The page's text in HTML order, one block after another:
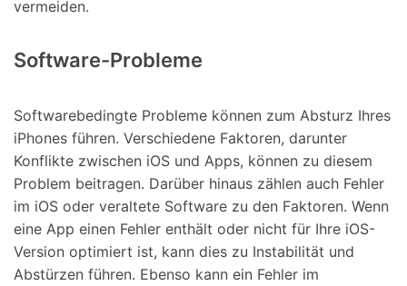
vermeiden.
Software-Probleme
Softwarebedingte Probleme können zum Absturz Ihres
iPhones führen. Verschiedene Faktoren, darunter
Konflikte zwischen iOS und Apps, können zu diesem
Problem beitragen. Darüber hinaus zählen auch Fehler
im iOS oder veraltete Software zu den Faktoren. Wenn
eine App einen Fehler enthält oder nicht für Ihre iOS-
Version optimiert ist, kann dies zu Instabilität und
Abstürzen führen. Ebenso kann ein Fehler im